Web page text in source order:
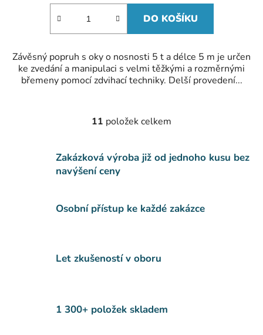
DO KOŠÍKU
Závěsný popruh s oky o nosnosti 5 t a délce 5 m je určen
ke zvedání a manipulaci s velmi těžkými a rozměrnými
břemeny pomocí zdvihací techniky. Delší provedení...
O
l
á
c
í
v
ý
11 položek celkem
Zakázková výroba již od jednoho kusu bez
navýšení ceny
Osobní přístup ke každé zakázce
Let zkušeností v oboru
1 300+ položek skladem